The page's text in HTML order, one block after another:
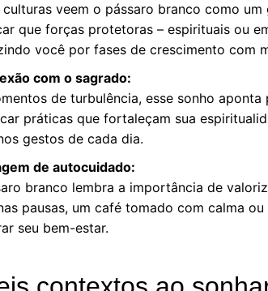
culturas veem o pássaro branco como
que forças protetoras – espirituais ou
você por fases de crescimento com
com o sagrado:
de turbulência, esse sonho
práticas que fortaleçam sua
gestos de cada dia.
de autocuidado:
branco lembra a importância de
pausas, um café tomado com calma
seu bem-estar.